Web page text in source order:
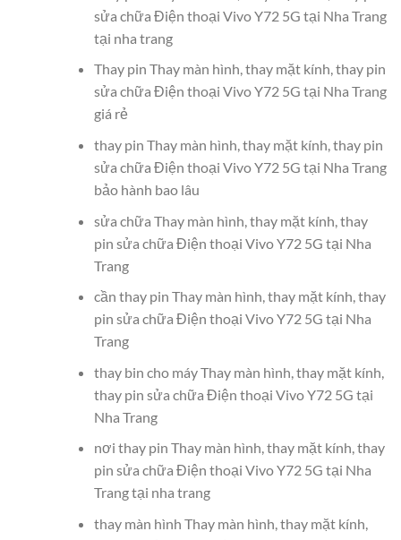
sửa chữa Điện thoại Vivo Y72 5G tại Nha Trang
tại nha trang
Thay pin Thay màn hình, thay mặt kính, thay pin
sửa chữa Điện thoại Vivo Y72 5G tại Nha Trang
giá rẻ
thay pin Thay màn hình, thay mặt kính, thay pin
sửa chữa Điện thoại Vivo Y72 5G tại Nha Trang
bảo hành bao lâu
sửa chữa Thay màn hình, thay mặt kính, thay
pin sửa chữa Điện thoại Vivo Y72 5G tại Nha
Trang
cần thay pin Thay màn hình, thay mặt kính, thay
pin sửa chữa Điện thoại Vivo Y72 5G tại Nha
Trang
thay bin cho máy Thay màn hình, thay mặt kính,
thay pin sửa chữa Điện thoại Vivo Y72 5G tại
Nha Trang
nơi thay pin Thay màn hình, thay mặt kính, thay
pin sửa chữa Điện thoại Vivo Y72 5G tại Nha
Trang tại nha trang
thay màn hình Thay màn hình, thay mặt kính,